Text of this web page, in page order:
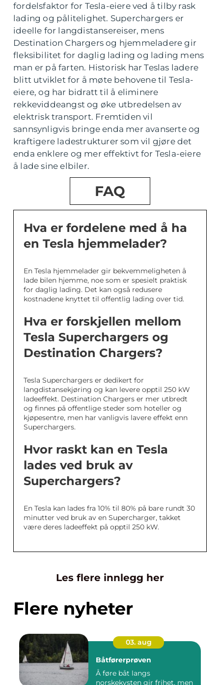
fordelsfaktor for Tesla-eiere ved å tilby rask
lading og pålitelighet. Superchargers er
ideelle for langdistansereiser, mens
Destination Chargers og hjemmeladere gir
fleksibilitet for daglig lading og lading mens
man er på farten. Historisk har Teslas ladere
blitt utviklet for å møte behovene til Tesla-
eiere, og har bidratt til å eliminere
rekkeviddeangst og øke utbredelsen av
elektrisk transport. Fremtiden vil
sannsynligvis bringe enda mer avanserte og
kraftigere ladestrukturer som vil gjøre det
enda enklere og mer effektivt for Tesla-eiere
å lade sine elbiler.
FAQ
Hva er fordelene med å ha
en Tesla hjemmelader?
En Tesla hjemmelader gir bekvemmeligheten å
lade bilen hjemme, noe som er spesielt praktisk
for daglig lading. Det kan også redusere
kostnadene knyttet til offentlig lading over tid.
Hva er forskjellen mellom
Tesla Superchargers og
Destination Chargers?
Tesla Superchargers er dedikert for
langdistansekjøring og kan levere opptil 250 kW
ladeeffekt. Destination Chargers er mer utbredt
og finnes på offentlige steder som hoteller og
kjøpesentre, men har vanligvis lavere effekt enn
Superchargers.
Hvor raskt kan en Tesla
lades ved bruk av
Superchargers?
En Tesla kan lades fra 10% til 80% på bare rundt 30
minutter ved bruk av en Supercharger, takket
være deres ladeeffekt på opptil 250 kW.
Les flere innlegg her
Flere nyheter
03. aug
Båtførerprøven
Å føre båt langs
norskekysten gir frihet, men